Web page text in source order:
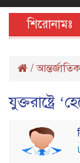
শিরোনামঃ
কিশোর গ্যাং
/আন্তর্জাতিক
যুক্তরাষ্ট্রে